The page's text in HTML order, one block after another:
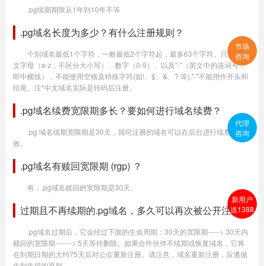
.pg续期期限从1年到10年不等
.pg域名长度为多少？有什么注册规则？
个别域名最低1个字符，一般最低2个字符起，最多63个字符。只提供英
文字母（a-z，不区分大小写）、数字（0-9）、以及"-"（英文中的连词号，
即中横线），不能使用空格及特殊字符(如!、$、&、? 等),"-"不能用作开头和
结尾。注*中文域名实际是转码后注册。
.pg域名续费宽限期多长？要如何进行域名续费？
.pg 域名续期宽限期是30天，我司注册的域名可以在后台进行续费生
效。
.pg域名有赎回宽限期 (rgp) ？
有，.pg域名赎回的宽限期是30天。
过期且不再续期的.pg域名，多久可以再次被公开注册？
.pg域名过期后，它会经过下面的生命周期：30天的宽限期-----> 30天内
赎回的宽限期-------> 5天等待删除。如果合作伙伴不续期或恢复域名，它将
在到期日期的大约75天后对公众重新注册。请注意，域名重新注册，应遵循
市场
咨询
代理
咨询
新用户
送1388